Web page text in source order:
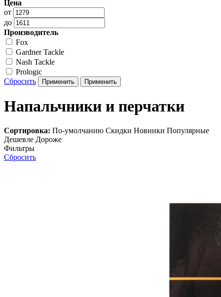
Цена
от
до
Производитель
Fox
Gardner Tackle
Nash Tackle
Prologic
Сбросить
Напальчники и перчатки
Сортировка: По-умолчанию Скидки Новинки Популярные
Дешевле Дороже
Фильтры
Сбросить